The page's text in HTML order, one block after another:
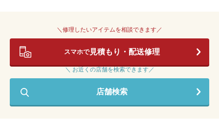
＼修理したいアイテムを相談できます／
スマホで見積もり・配送修理
＼ お近くの店舗を検索できます／
店舗検索